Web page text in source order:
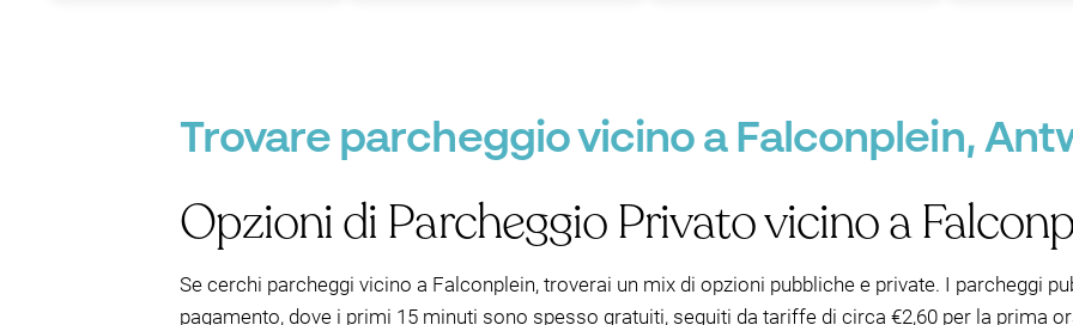
Trovare parcheggio vicino a Falconplein,
Opzioni di Parcheggio Privato vicino a
Se cerchi parcheggi vicino a Falconplein, troverai un mix di opzioni pubbliche e private. I parcheggi
pagamento, dove i primi 15 minuti sono spesso gratuiti, seguiti da tariffe di circa €2,60 per la prima